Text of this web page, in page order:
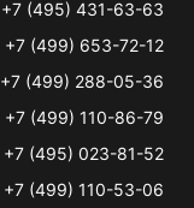
+7 (495) 431-63-63
+7 (499) 653-72-12
+7 (499) 288-05-36
+7 (499) 110-86-79
+7 (495) 023-81-52
+7 (499) 110-53-06